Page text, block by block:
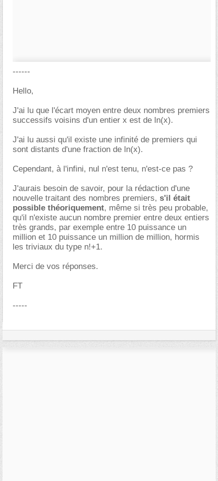
------
Hello,
J'ai lu que l'écart moyen entre deux nombres premiers
successifs voisins d'un entier x est de ln(x).
J'ai lu aussi qu'il existe une infinité de premiers qui
sont distants d'une fraction de ln(x).
Cependant, à l'infini, nul n'est tenu, n'est-ce pas ?
J'aurais besoin de savoir, pour la rédaction d'une
nouvelle traitant des nombres premiers, s'il était
possible théoriquement, même si très peu probable,
qu'il n'existe aucun nombre premier entre deux entiers
très grands, par exemple entre 10 puissance un
million et 10 puissance un million de million, hormis
les triviaux du type n!+1.
Merci de vos réponses.
FT
-----